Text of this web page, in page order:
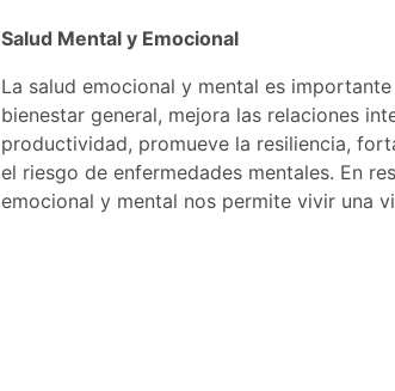
Salud Mental y Emocional
La salud emocional y mental es
bienestar general, mejora las relaciones
productividad, promueve la resiliencia,
el riesgo de enfermedades mentales. En
emocional y mental nos permite vivir una